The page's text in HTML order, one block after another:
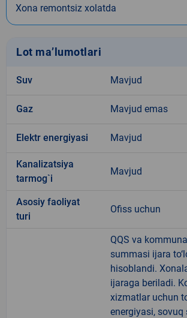
Xona remontsiz xolatda
Lot ma’lumotlari
Suv Mavjud
Gaz Mavjud emas
Elektr energiyasi Mavjud
Kanalizatsiya
tarmog`i
Mavjud
Аsosiy faoliyat
turi
Ofiss uchun
QQS va
summasi ijara
hisoblandi.
ijaraga beriladi.
xizmatlar uchun
energiyasi,